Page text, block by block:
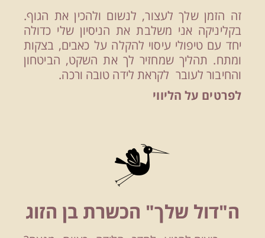
זה הזמן שלך לעצור, לנשום ולהכין את הגוף.
בקליניקה אני משלבת את הניסיון שלי כדולה
יחד עם טיפולי עיסוי להקלה על כאבים, בצקות
ומתח. תהליך שמחזיר לך את השקט, הביטחון
והחיבור לעובר לקראת לידה טובה ורכה.
לפרטים על הליווי
ה"דול שלך" הכשרת בן הזוג